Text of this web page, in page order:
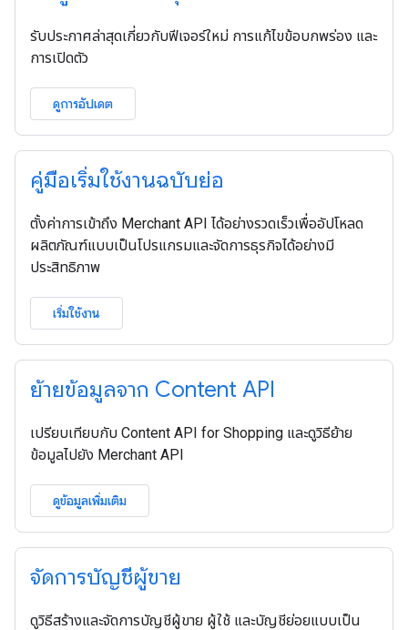
รับประกาศล่าสุดเกี่ยวกับฟีเจอร์ใหม่ การแก้ไขข้อบกพร่อง และ
การเปิดตัว
ดูการอัปเดต
คู่มือเริ่มใช้งานฉบับย่อ
ตั้งค่าการเข้าถึง Merchant API ได้อย่างรวดเร็วเพื่ออัปโหลด
ผลิตภัณฑ์แบบเป็นโปรแกรมและจัดการธุรกิจได้อย่างมี
ประสิทธิภาพ
เริ่มใช้งาน
ย้ายข้อมูลจาก Content API
เปรียบเทียบกับ Content API for Shopping และดูวิธีย้าย
ข้อมูลไปยัง Merchant API
ดูข้อมูลเพิ่มเติม
จัดการบัญชีผู้ขาย
ดูวิธีสร้างและจัดการบัญชีผู้ขาย ผู้ใช้ และบัญชีย่อยแบบเป็น